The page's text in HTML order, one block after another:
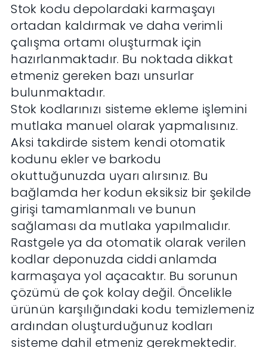
Stok kodu depolardaki karmaşayı
ortadan kaldırmak ve daha verimli
çalışma ortamı oluşturmak için
hazırlanmaktadır. Bu noktada dikkat
etmeniz gereken bazı unsurlar
bulunmaktadır.
Stok kodlarınızı sisteme ekleme işlemini
mutlaka manuel olarak yapmalısınız.
Aksi takdirde sistem kendi otomatik
kodunu ekler ve barkodu
okuttuğunuzda uyarı alırsınız. Bu
bağlamda her kodun eksiksiz bir şekilde
girişi tamamlanmalı ve bunun
sağlaması da mutlaka yapılmalıdır.
Rastgele ya da otomatik olarak verilen
kodlar deponuzda ciddi anlamda
karmaşaya yol açacaktır. Bu sorunun
çözümü de çok kolay değil. Öncelikle
ürünün karşılığındaki kodu temizlemeniz
ardından oluşturduğunuz kodları
sisteme dahil etmeniz gerekmektedir.